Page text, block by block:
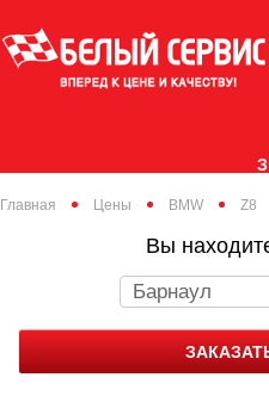
Главная Цены BMW Z8
Вы
Барнаул